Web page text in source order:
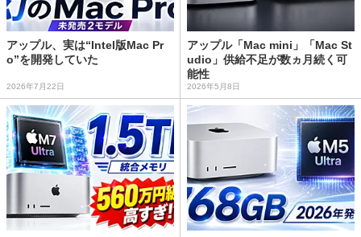
アップル、実は“Intel版Mac Pr
o”を開発していた
2026年7月22日
アップル「Mac mini」「Mac St
udio」供給不足が数ヵ月続く可
能性
2026年5月8日